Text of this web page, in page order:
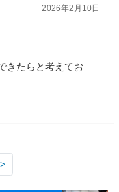
2026年2月10日
きたらと考えてお
ます。
>